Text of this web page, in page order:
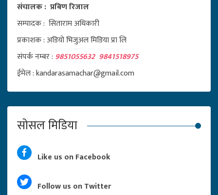
संचालक : प्रबिण रिजाल
सम्पादक : सिताराम अधिकारी
प्रकाशक : अडियो भिजुअल मिडिया प्रा लि
संपर्क नम्बर : 9851055632 9841518975
ईमेल : kandarasamachar@gmail.com
सोसल मिडिया
Like us on Facebook
Follow us on Twitter